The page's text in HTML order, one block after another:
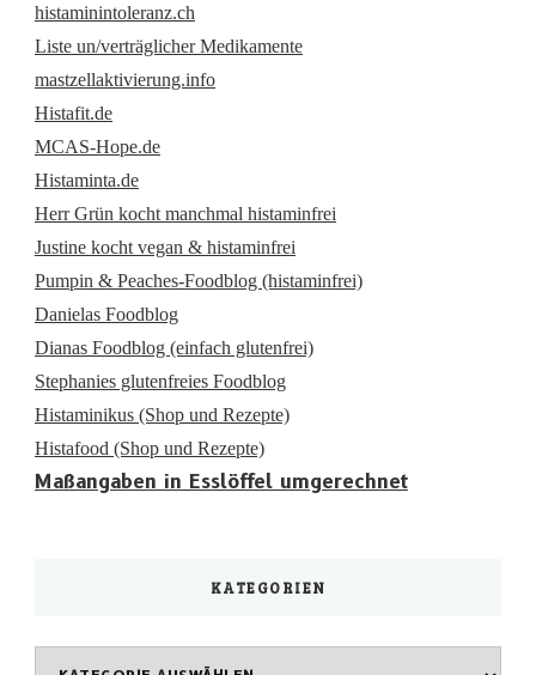
histaminintoleranz.ch
Liste un/verträglicher Medikamente
mastzellaktivierung.info
Histafit.de
MCAS-Hope.de
Histaminta.de
Herr Grün kocht manchmal histaminfrei
Justine kocht vegan & histaminfrei
Pumpin & Peaches-Foodblog (histaminfrei)
Danielas Foodblog
Dianas Foodblog (einfach glutenfrei)
Stephanies glutenfreies Foodblog
Histaminikus (Shop und Rezepte)
Histafood (Shop und Rezepte)
Maßangaben in Esslöffel umgerechnet
KATEGORIEN